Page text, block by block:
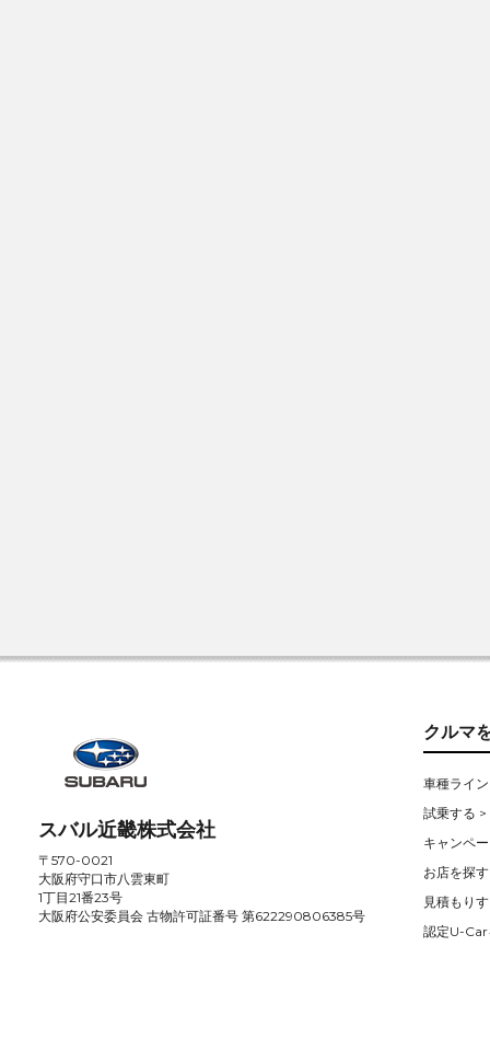
スバル近畿株式会社
〒570-0021
大阪府守口市八雲東町
1丁目21番23号
大阪府公安委員会 古物許可証番号 第622290806385号
クルマ
車種ライ
試乗する >
キャンペ
お店を探
見積もり
認定U-Car